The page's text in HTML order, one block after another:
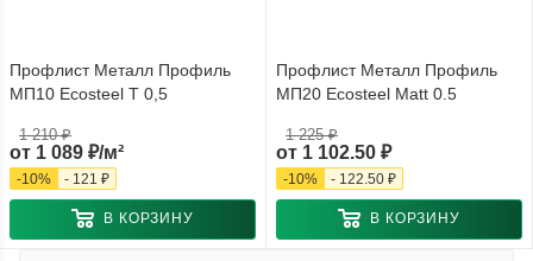
Профлист Металл Профиль
МП10 Ecosteel T 0,5
от 1 089 ₽/м²
1 210 ₽
-10% - 121 ₽
В КОРЗИНУ
Профлист Металл Профиль
МП20 Ecosteel Matt 0.5
от 1 102.50 ₽
1 225 ₽
-10% - 122.50 ₽
В КОРЗИНУ